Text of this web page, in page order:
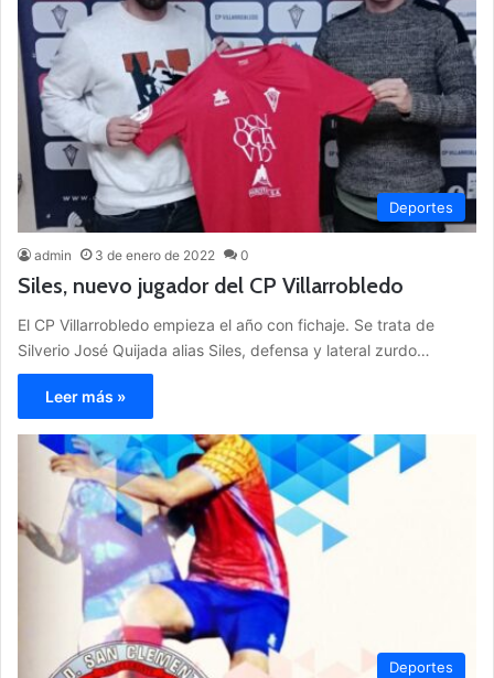
Deportes
admin 3 de enero de 2022 0
Siles, nuevo jugador del CP Villarrobledo
El CP Villarrobledo empieza el año con fichaje. Se trata de
Silverio José Quijada alias Siles, defensa y lateral zurdo…
Leer más »
Deportes